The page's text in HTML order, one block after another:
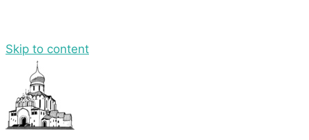
Skip to content